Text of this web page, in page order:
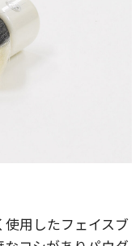
用したフェイスブ